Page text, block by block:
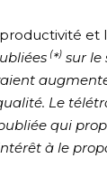
et
(*) sur le
Le
qui
à le